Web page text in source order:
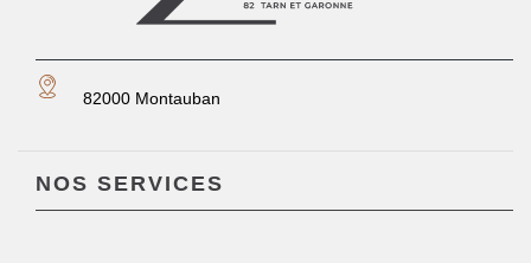
82000 Montauban
NOS SERVICES